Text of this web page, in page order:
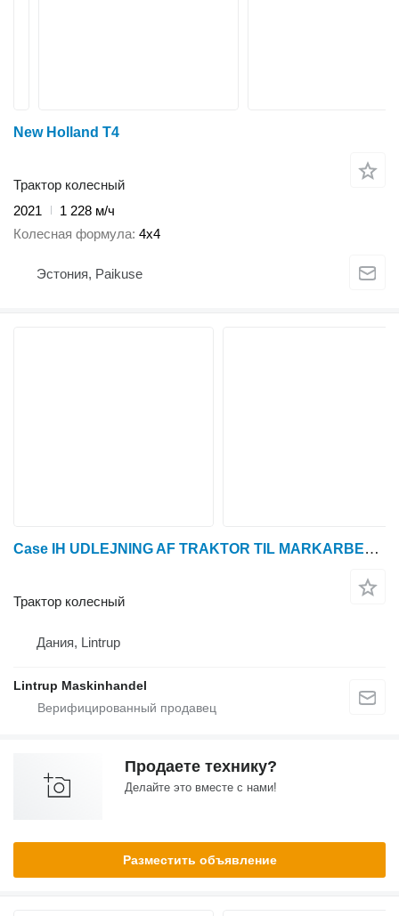
New Holland T4
Трактор колесный
2021
1 228 м/ч
Колесная формула 4x4
Эстония, Paikuse
Case IH UDLEJNING AF TRAKTOR TIL MARKARBEJDET
Трактор колесный
Дания, Lintrup
Lintrup Maskinhandel
Продаете технику?
Делайте это вместе с нами!
Разместить объявление